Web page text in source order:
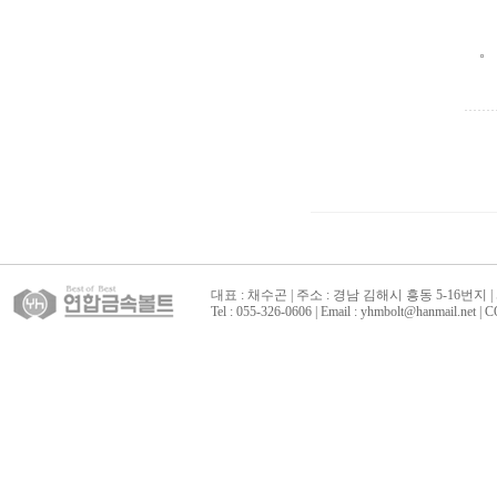
대표 : 채수곤 | 주소 : 경남 김해시 흥동 5-16번지 |
Tel : 055-326-0606 | Email : yhmbolt@hanmail.net